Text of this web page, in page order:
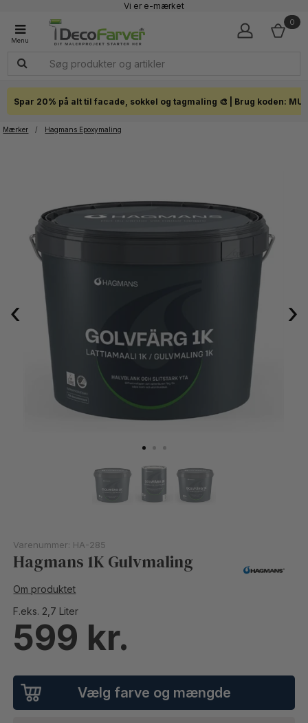
Vi er e-mærket
Faglig kundeservice 60 56 57 50
1-3 dages levering
0
Spar 20% på alt til facade, sokkel og tagmaling 🎨 | Brug koden:
Mærker / Hagmans Epoxymaling
‹ ›
Varenummer: HA-285
Hagmans 1K Gulvmaling
Om produktet
F.eks. 2,7 Liter
599
Vælg farve og mængde